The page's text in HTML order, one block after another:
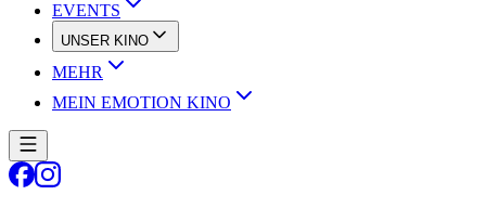
EVENTS
UNSER KINO
MEHR
MEIN EMOTION KINO